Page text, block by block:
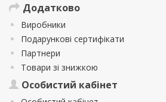
Додатково
Виробники
Подарункові сертифікати
Партнери
Товари зі знижкою
Особистий кабінет